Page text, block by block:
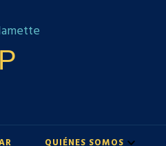
QUIÉNES SOMOS